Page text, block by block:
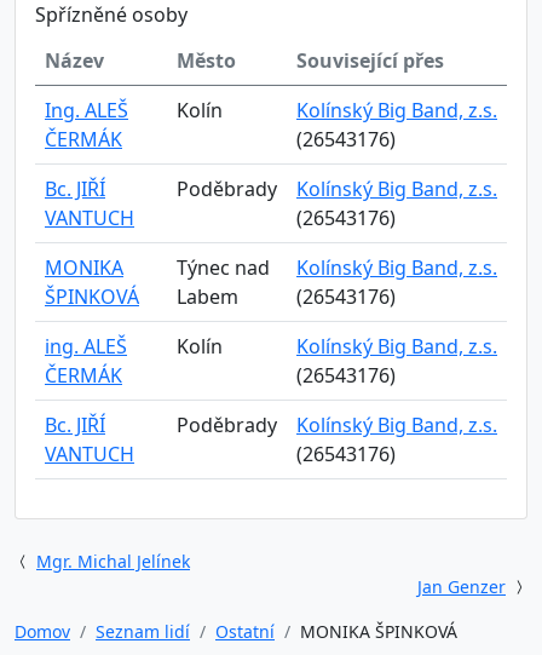
Spřízněné osoby
Název
Město
Související přes
Ing. ALEŠ
ČERMÁK
Kolín
Kolínský Big Band, z.s.
(26543176)
Bc. JIŘÍ
VANTUCH
Poděbrady
Kolínský Big Band, z.s.
(26543176)
MONIKA
ŠPINKOVÁ
Týnec nad
Labem
Kolínský Big Band, z.s.
(26543176)
ing. ALEŠ
ČERMÁK
Kolín
Kolínský Big Band, z.s.
(26543176)
Bc. JIŘÍ
VANTUCH
Poděbrady
Kolínský Big Band, z.s.
(26543176)
Mgr. Michal Jelínek
Jan Genzer
Domov
Seznam lidí Ostatní MONIKA ŠPINKOVÁ